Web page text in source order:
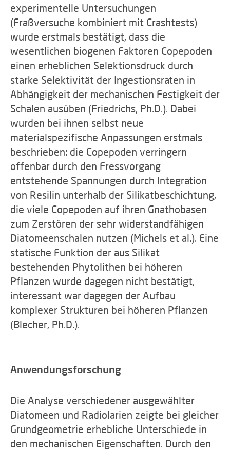
experimentelle Untersuchungen
(Fraßversuche kombiniert mit Crashtests)
wurde erstmals bestätigt, dass die
wesentlichen biogenen Faktoren Copepoden
einen erheblichen Selektionsdruck durch
starke Selektivität der Ingestionsraten in
Abhängigkeit der mechanischen Festigkeit der
Schalen ausüben (Friedrichs, Ph.D.). Dabei
wurden bei ihnen selbst neue
materialspezifische Anpassungen erstmals
beschrieben: die Copepoden verringern
offenbar durch den Fressvorgang
entstehende Spannungen durch Integration
von Resilin unterhalb der Silikatbeschichtung,
die viele Copepoden auf ihren Gnathobasen
zum Zerstören der sehr widerstandfähigen
Diatomeenschalen nutzen (Michels et al.). Eine
statische Funktion der aus Silikat
bestehenden Phytolithen bei höheren
Pflanzen wurde dagegen nicht bestätigt,
interessant war dagegen der Aufbau
komplexer Strukturen bei höheren Pflanzen
(Blecher, Ph.D.).
Anwendungsforschung
Die Analyse verschiedener ausgewählter
Diatomeen und Radiolarien zeigte bei gleicher
Grundgeometrie erhebliche Unterschiede in
den mechanischen Eigenschaften. Durch den